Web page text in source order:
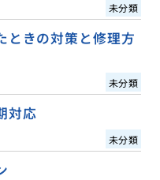
未分類
ときの対策と修理方
未分類
対応
未分類